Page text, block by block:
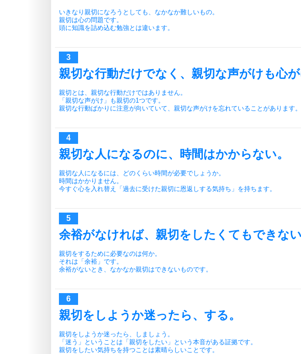
いきなり親切になろうとしても、なかなか難しいもの。
親切は心の問題です。
頭に知識を詰め込む勉強とは違います。
親切な行動だけでなく、親切な声がけも心が
親切とは、親切な行動だけではありません。
「親切な声がけ」も親切の1つです。
親切な行動ばかりに注意が向いていて、親切な声がけを忘れていることがあります。
親切な人になるのに、時間はかからない。
親切な人になるには、どのくらい時間が必要でしょうか。
時間はかかりません。
今すぐ心を入れ替え「過去に受けた親切に恩返しする気持ち」を持ちます。
余裕がなければ、親切をしたくてもできない
親切をするために必要なのは何か。
それは「余裕」です。
余裕がないとき、なかなか親切はできないものです。
親切をしようか迷ったら、する。
親切をしようか迷ったら、しましょう。
「迷う」ということは「親切をしたい」という本音がある証拠です。
親切をしたい気持ちを持つことは素晴らしいことです。